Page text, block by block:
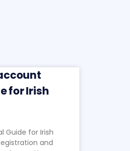
for Irish
Guide for Irish
and